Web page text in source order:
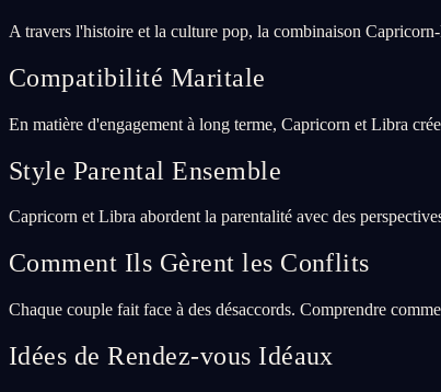
A travers l'histoire et la culture pop, la combinaison
Compatibilité Maritale
En matière d'engagement à long terme, Capricorn et Libra
Style Parental Ensemble
Capricorn et Libra abordent la parentalité avec des
Comment Ils Gèrent les Conflits
Chaque couple fait face à des désaccords. Comprendre
Idées de Rendez-vous Idéaux